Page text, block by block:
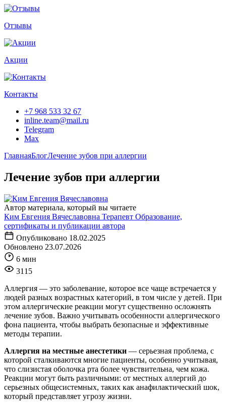
Отзывы
Акции
Контакты
+7 968 533 32 67
inline.team@mail.ru
Telegram
Max
ГлавнаяБлогЛечение зубов при аллергии
Лечение зубов при аллергии
Автор материала, который вы читаете
Ким Евгения Вячеславовна Терапевт Образование,
сертификаты и публикации автора
Опубликовано 18.02.2025
Обновлено 23.07.2026
6 мин
3115
Аллергия — это заболевание, которое все чаще встречается у
людей разных возрастных категорий, в том числе у детей. При
этом аллергические реакции могут существенно осложнять
лечение зубов. Важно учитывать особенности аллергического
фона пациента, чтобы выбрать безопасные и эффективные
методы терапии.
Аллергия на местные анестетики — серьезная проблема, с
которой сталкиваются многие пациенты, особенно учитывая,
что слизистая оболочка рта более чувствительна, чем кожа.
Реакции могут быть различными: от местных аллергий до
серьезных общесистемных, таких как анафилактический шок,
который представляет угрозу жизни.